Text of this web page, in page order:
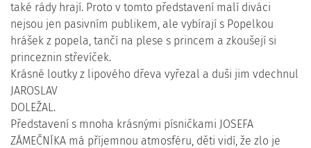
také rády hrají. Proto v tomto představení malí diváci
nejsou jen pasivním publikem, ale vybírají s Popelkou
hrášek z popela, tančí na plese s princem a zkoušejí si
princeznin střevíček.
Krásné loutky z lipového dřeva vyřezal a duši jim vdechnul
JAROSLAV
DOLEŽAL.
Představení s mnoha krásnými písničkami JOSEFA
ZÁMEČNÍKA má příjemnou atmosféru, děti vidí, že zlo je